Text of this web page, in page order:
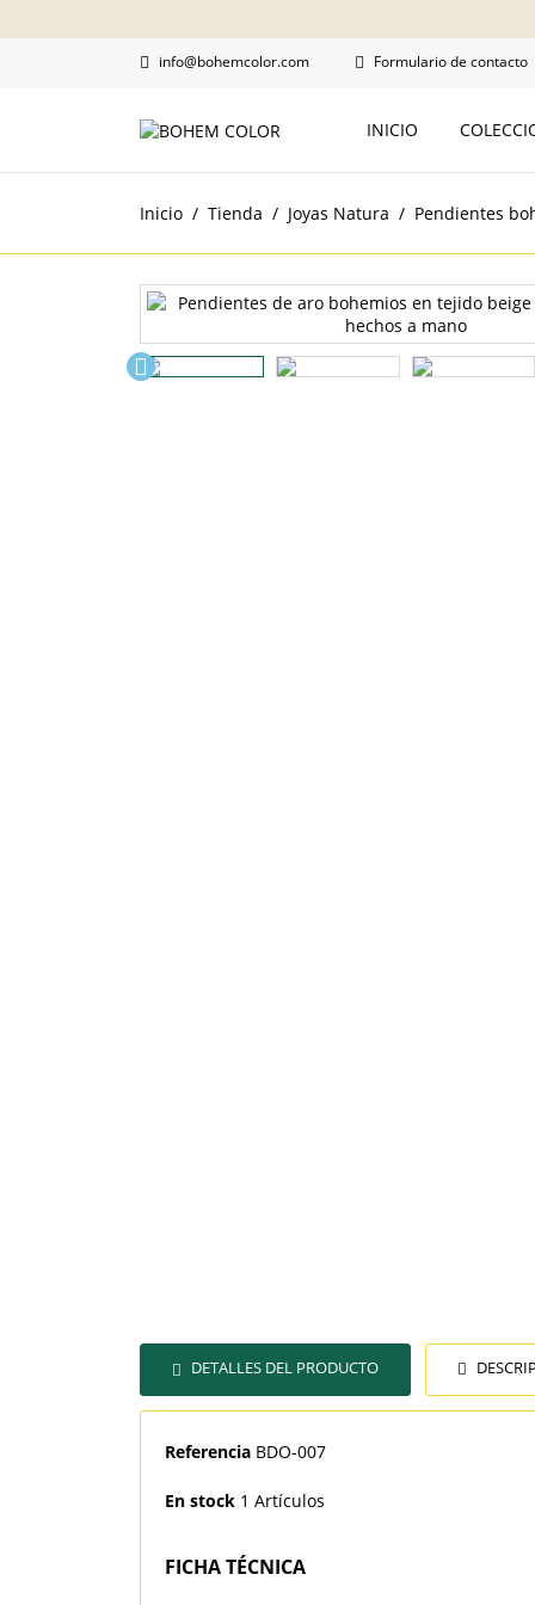
 info@bohemcolor.com  Formulario de contacto
INICIO
Inicio Tienda Joyas Natura Pendientes

DETALLES DEL PRODUCTO
Referencia BDO-007
En stock 1 Artículos
FICHA TÉCNICA